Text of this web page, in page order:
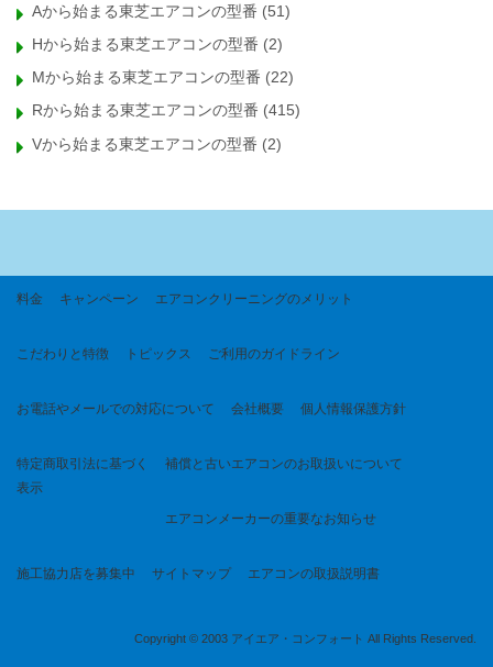
Aから始まる東芝エアコンの型番 (51)
Hから始まる東芝エアコンの型番 (2)
Mから始まる東芝エアコンの型番 (22)
Rから始まる東芝エアコンの型番 (415)
Vから始まる東芝エアコンの型番 (2)
料金 キャンペーン エアコンクリーニングのメリット
こだわりと特徴 トピックス ご利用のガイドライン
お電話やメールでの対応について 会社概要 個人情報保護方針
特定商取引法に基づく
表示
補償と古いエアコンのお取扱いについて
エアコンメーカーの重要なお知らせ
施工協力店を募集中 サイトマップ エアコンの取扱説明書
Copyright © 2003 アイエア・コンフォート All Rights Reserved.